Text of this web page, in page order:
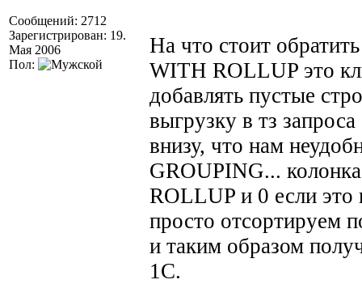
Сообщений: 2712
Зарегистрирован: 19.
Мая 2006
Пол:
На что стоит
WITH ROLLUP это
добавлять пустые
выгрузку в тз
внизу, что нам
GROUPING... колонка
ROLLUP и 0 если это
просто отсортируем
и таким образом
1С.